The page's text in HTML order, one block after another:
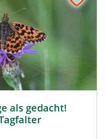
als gedacht!